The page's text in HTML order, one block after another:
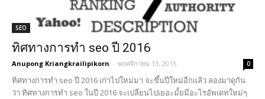
SEO
ทิศทางการทำ seo ปี 2016
Anupong Kriangkrailipikorn - พฤศจิกายน 13, 2015 0
ทิศทางการทำ seo ปี 2016 เก่าไปใหม่มา จะขึ้นปีใหม่อีกแล้ว ลองมาดูกัน
ว่า ทิศทางการทำ seo ในปี 2016 จะเปลี่ยนไปเยอะมั้ยมีอะไรอัพเดทใหม่ๆ